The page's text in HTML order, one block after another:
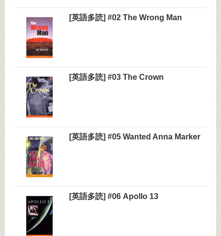
[英語多読] #02 The Wrong Man
[英語多読] #03 The Crown
[英語多読] #05 Wanted Anna Marker
[英語多読] #06 Apollo 13